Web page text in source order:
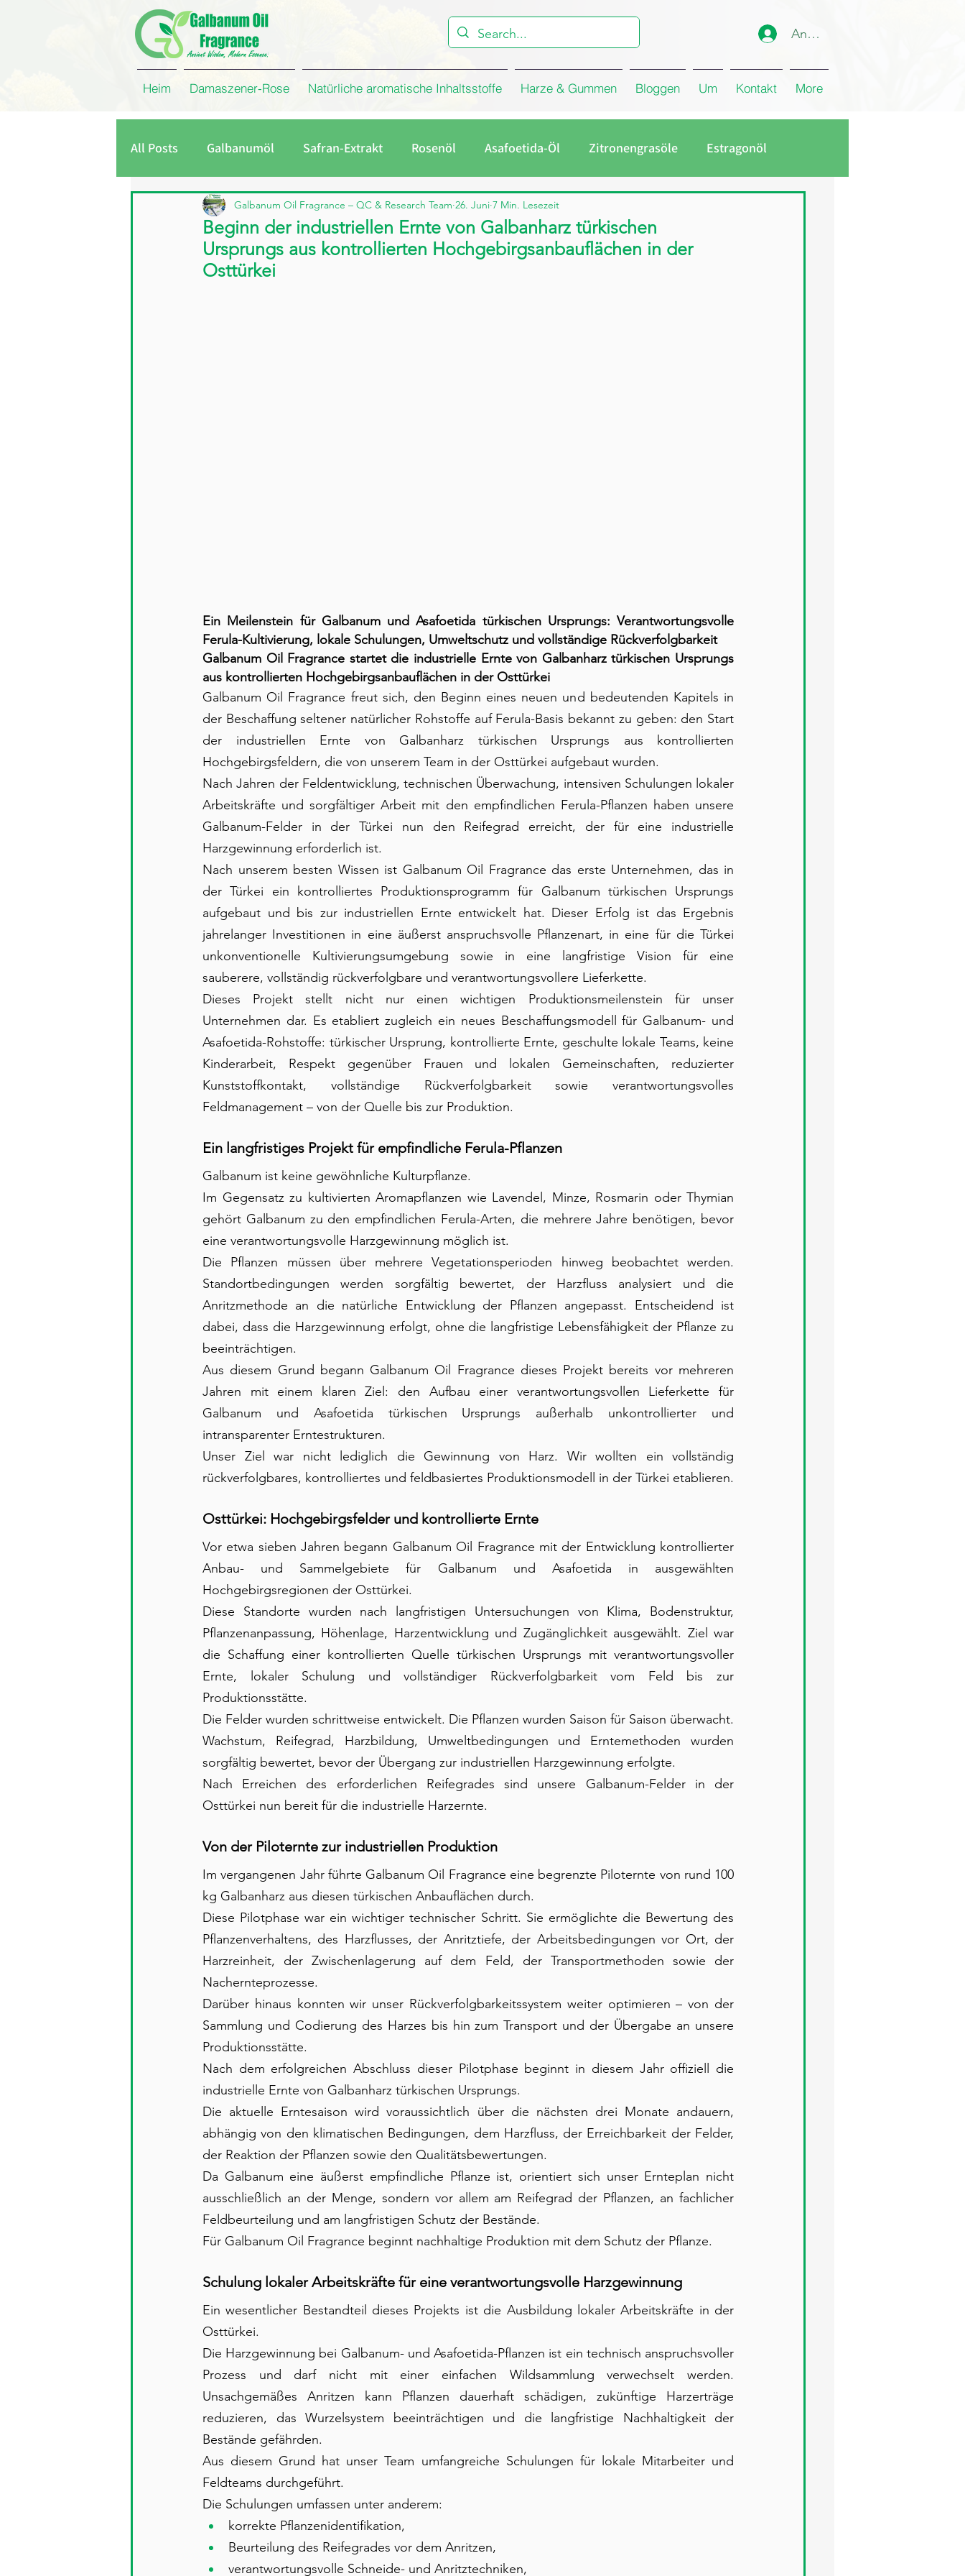
Anmelden
Heim Damaszener-Rose Natürliche aromatische Inhaltsstoffe Harze & Gummen Bloggen Um Kontakt More
All Posts Galbanumöl Safran-Extrakt Rosenöl Asafoetida-Öl Zitronengrasöle Estragonöl
Unternehmen Kreuzkümmelöl Eukalyptusöl Firma Rosenkonkret
Damaszener Rosen Absolue Rosenwasser
Beginn der industriellen Ernte von Galbanharz türkischen
Ursprungs aus kontrollierten Hochgebirgsanbauflächen in der
Osttürkei
Galbanum Oil Fragrance – QC & Research Team 26. Juni 7 Min. Lesezeit
Ein Meilenstein für Galbanum und Asafoetida türkischen Ursprungs: Verantwortungsvolle
Ferula-Kultivierung, lokale Schulungen, Umweltschutz und vollständige Rückverfolgbarkeit
Galbanum Oil Fragrance startet die industrielle Ernte von Galbanharz türkischen Ursprungs
aus kontrollierten Hochgebirgsanbauflächen in der Osttürkei
Galbanum Oil Fragrance freut sich, den Beginn eines neuen und bedeutenden Kapitels in
der Beschaffung seltener natürlicher Rohstoffe auf Ferula-Basis bekannt zu geben: den Start
der industriellen Ernte von Galbanharz türkischen Ursprungs aus kontrollierten
Hochgebirgsfeldern, die von unserem Team in der Osttürkei aufgebaut wurden.
Nach Jahren der Feldentwicklung, technischen Überwachung, intensiven Schulungen lokaler
Arbeitskräfte und sorgfältiger Arbeit mit den empfindlichen Ferula-Pflanzen haben unsere
Galbanum-Felder in der Türkei nun den Reifegrad erreicht, der für eine industrielle
Harzgewinnung erforderlich ist.
Nach unserem besten Wissen ist Galbanum Oil Fragrance das erste Unternehmen, das in
der Türkei ein kontrolliertes Produktionsprogramm für Galbanum türkischen Ursprungs
aufgebaut und bis zur industriellen Ernte entwickelt hat. Dieser Erfolg ist das Ergebnis
jahrelanger Investitionen in eine äußerst anspruchsvolle Pflanzenart, in eine für die Türkei
unkonventionelle Kultivierungsumgebung sowie in eine langfristige Vision für eine
sauberere, vollständig rückverfolgbare und verantwortungsvollere Lieferkette.
Dieses Projekt stellt nicht nur einen wichtigen Produktionsmeilenstein für unser
Unternehmen dar. Es etabliert zugleich ein neues Beschaffungsmodell für Galbanum- und
Asafoetida-Rohstoffe: türkischer Ursprung, kontrollierte Ernte, geschulte lokale Teams, keine
Kinderarbeit, Respekt gegenüber Frauen und lokalen Gemeinschaften, reduzierter
Kunststoffkontakt, vollständige Rückverfolgbarkeit sowie verantwortungsvolles
Feldmanagement – von der Quelle bis zur Produktion.
Ein langfristiges Projekt für empfindliche Ferula-Pflanzen
Galbanum ist keine gewöhnliche Kulturpflanze.
Im Gegensatz zu kultivierten Aromapflanzen wie Lavendel, Minze, Rosmarin oder Thymian
gehört Galbanum zu den empfindlichen Ferula-Arten, die mehrere Jahre benötigen, bevor
eine verantwortungsvolle Harzgewinnung möglich ist.
Die Pflanzen müssen über mehrere Vegetationsperioden hinweg beobachtet werden.
Standortbedingungen werden sorgfältig bewertet, der Harzfluss analysiert und die
Anritzmethode an die natürliche Entwicklung der Pflanzen angepasst. Entscheidend ist
dabei, dass die Harzgewinnung erfolgt, ohne die langfristige Lebensfähigkeit der Pflanze zu
beeinträchtigen.
Aus diesem Grund begann Galbanum Oil Fragrance dieses Projekt bereits vor mehreren
Jahren mit einem klaren Ziel: den Aufbau einer verantwortungsvollen Lieferkette für
Galbanum und Asafoetida türkischen Ursprungs außerhalb unkontrollierter und
intransparenter Erntestrukturen.
Unser Ziel war nicht lediglich die Gewinnung von Harz. Wir wollten ein vollständig
rückverfolgbares, kontrolliertes und feldbasiertes Produktionsmodell in der Türkei etablieren.
Osttürkei: Hochgebirgsfelder und kontrollierte Ernte
Vor etwa sieben Jahren begann Galbanum Oil Fragrance mit der Entwicklung kontrollierter
Anbau- und Sammelgebiete für Galbanum und Asafoetida in ausgewählten
Hochgebirgsregionen der Osttürkei.
Diese Standorte wurden nach langfristigen Untersuchungen von Klima, Bodenstruktur,
Pflanzenanpassung, Höhenlage, Harzentwicklung und Zugänglichkeit ausgewählt. Ziel war
die Schaffung einer kontrollierten Quelle türkischen Ursprungs mit verantwortungsvoller
Ernte, lokaler Schulung und vollständiger Rückverfolgbarkeit vom Feld bis zur
Produktionsstätte.
Die Felder wurden schrittweise entwickelt. Die Pflanzen wurden Saison für Saison überwacht.
Wachstum, Reifegrad, Harzbildung, Umweltbedingungen und Erntemethoden wurden
sorgfältig bewertet, bevor der Übergang zur industriellen Harzgewinnung erfolgte.
Nach Erreichen des erforderlichen Reifegrades sind unsere Galbanum-Felder in der
Osttürkei nun bereit für die industrielle Harzernte.
Von der Piloternte zur industriellen Produktion
Im vergangenen Jahr führte Galbanum Oil Fragrance eine begrenzte Piloternte von rund 100
kg Galbanharz aus diesen türkischen Anbauflächen durch.
Diese Pilotphase war ein wichtiger technischer Schritt. Sie ermöglichte die Bewertung des
Pflanzenverhaltens, des Harzflusses, der Anritztiefe, der Arbeitsbedingungen vor Ort, der
Harzreinheit, der Zwischenlagerung auf dem Feld, der Transportmethoden sowie der
Nachernteprozesse.
Darüber hinaus konnten wir unser Rückverfolgbarkeitssystem weiter optimieren – von der
Sammlung und Codierung des Harzes bis hin zum Transport und der Übergabe an unsere
Produktionsstätte.
Nach dem erfolgreichen Abschluss dieser Pilotphase beginnt in diesem Jahr offiziell die
industrielle Ernte von Galbanharz türkischen Ursprungs.
Die aktuelle Erntesaison wird voraussichtlich über die nächsten drei Monate andauern,
abhängig von den klimatischen Bedingungen, dem Harzfluss, der Erreichbarkeit der Felder,
der Reaktion der Pflanzen sowie den Qualitätsbewertungen.
Da Galbanum eine äußerst empfindliche Pflanze ist, orientiert sich unser Ernteplan nicht
ausschließlich an der Menge, sondern vor allem am Reifegrad der Pflanzen, an fachlicher
Feldbeurteilung und am langfristigen Schutz der Bestände.
Für Galbanum Oil Fragrance beginnt nachhaltige Produktion mit dem Schutz der Pflanze.
Schulung lokaler Arbeitskräfte für eine verantwortungsvolle Harzgewinnung
Ein wesentlicher Bestandteil dieses Projekts ist die Ausbildung lokaler Arbeitskräfte in der
Osttürkei.
Die Harzgewinnung bei Galbanum- und Asafoetida-Pflanzen ist ein technisch anspruchsvoller
Prozess und darf nicht mit einer einfachen Wildsammlung verwechselt werden.
Unsachgemäßes Anritzen kann Pflanzen dauerhaft schädigen, zukünftige Harzerträge
reduzieren, das Wurzelsystem beeinträchtigen und die langfristige Nachhaltigkeit der
Bestände gefährden.
Aus diesem Grund hat unser Team umfangreiche Schulungen für lokale Mitarbeiter und
Feldteams durchgeführt.
Die Schulungen umfassen unter anderem:
korrekte Pflanzenidentifikation,
Beurteilung des Reifegrades vor dem Anritzen,
verantwortungsvolle Schneide- und Anritztechniken,